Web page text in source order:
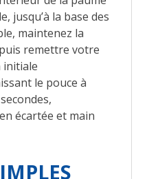
jusqu’à la base des
maintenez la
remettre votre
initiale
le pouce à
écartée et main